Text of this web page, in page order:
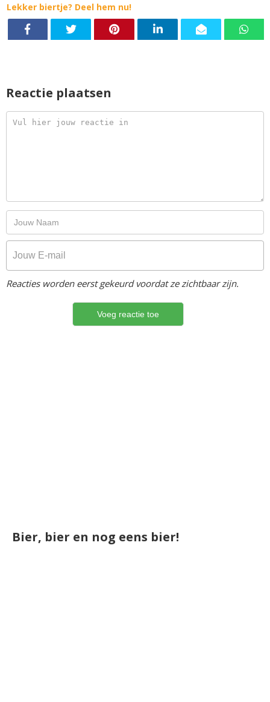
Lekker biertje? Deel hem nu!
Reactie plaatsen
Reacties worden eerst gekeurd voordat ze zichtbaar zijn.
Bier, bier en nog eens bier!